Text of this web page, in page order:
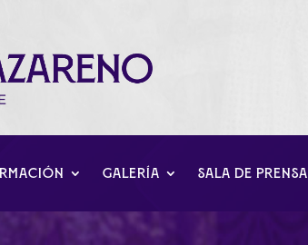
GALERÍA SALA DE PRENSA